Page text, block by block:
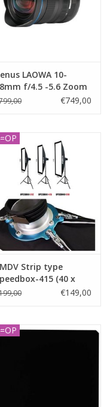
LAOWA 10-
f/4.5 -5.6 Zoom
- Nikon Z
€749,00
Strip type
415 (40 x
€149,00